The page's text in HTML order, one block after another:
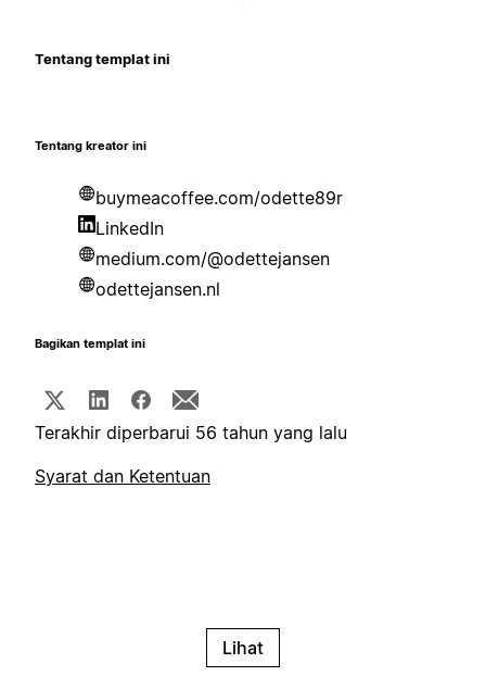
Tentang templat ini
Tentang kreator ini
buymeacoffee.com/odette89r
LinkedIn
medium.com/@odettejansen
odettejansen.nl
Bagikan templat ini
Terakhir diperbarui 56 tahun yang lalu
Syarat dan Ketentuan
Lihat